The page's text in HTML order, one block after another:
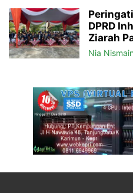
DPRD
Ziarah
Nia